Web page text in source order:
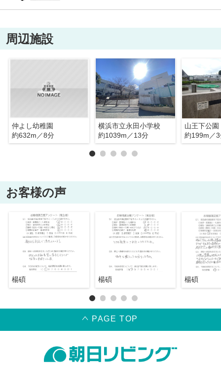
周辺施設
仲よし幼稚園
約632m／8分
横浜市立永田小学校
約1039m／13分
山王下公園
約199m／
お客様の声
楊碩 楊碩 楊碩
PAGE TOP